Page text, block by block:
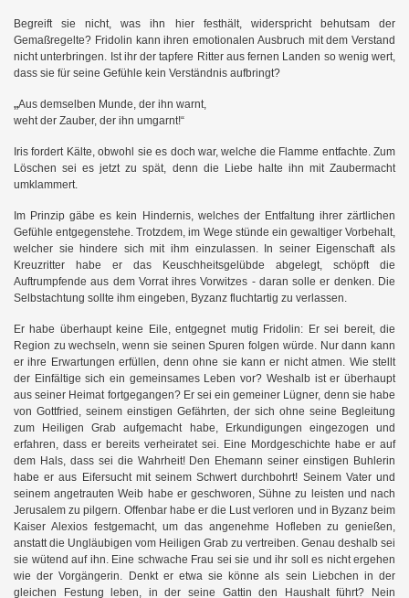
Begreift sie nicht, was ihn hier festhält, widerspricht behutsam der
Gemaßregelte? Fridolin kann ihren emotionalen Ausbruch mit dem Verstand
nicht unterbringen. Ist ihr der tapfere Ritter aus fernen Landen so wenig wert,
dass sie für seine Gefühle kein Verständnis aufbringt?
„Aus demselben Munde, der ihn warnt,
weht der Zauber, der ihn umgarnt!“
Iris fordert Kälte, obwohl sie es doch war, welche die Flamme entfachte. Zum
Löschen sei es jetzt zu spät, denn die Liebe halte ihn mit Zaubermacht
umklammert.
Im Prinzip gäbe es kein Hindernis, welches der Entfaltung ihrer zärtlichen
Gefühle entgegenstehe. Trotzdem, im Wege stünde ein gewaltiger Vorbehalt,
welcher sie hindere sich mit ihm einzulassen. In seiner Eigenschaft als
Kreuzritter habe er das Keuschheitsgelübde abgelegt, schöpft die
Auftrumpfende aus dem Vorrat ihres Vorwitzes - daran solle er denken. Die
Selbstachtung sollte ihm eingeben, Byzanz fluchtartig zu verlassen.
Er habe überhaupt keine Eile, entgegnet mutig Fridolin: Er sei bereit, die
Region zu wechseln, wenn sie seinen Spuren folgen würde. Nur dann kann
er ihre Erwartungen erfüllen, denn ohne sie kann er nicht atmen. Wie stellt
der Einfältige sich ein gemeinsames Leben vor? Weshalb ist er überhaupt
aus seiner Heimat fortgegangen? Er sei ein gemeiner Lügner, denn sie habe
von Gottfried, seinem einstigen Gefährten, der sich ohne seine Begleitung
zum Heiligen Grab aufgemacht habe, Erkundigungen eingezogen und
erfahren, dass er bereits verheiratet sei. Eine Mordgeschichte habe er auf
dem Hals, dass sei die Wahrheit! Den Ehemann seiner einstigen Buhlerin
habe er aus Eifersucht mit seinem Schwert durchbohrt! Seinem Vater und
seinem angetrauten Weib habe er geschworen, Sühne zu leisten und nach
Jerusalem zu pilgern. Offenbar habe er die Lust verloren und in Byzanz beim
Kaiser Alexios festgemacht, um das angenehme Hofleben zu genießen,
anstatt die Ungläubigen vom Heiligen Grab zu vertreiben. Genau deshalb sei
sie wütend auf ihn. Eine schwache Frau sei sie und ihr soll es nicht ergehen
wie der Vorgängerin. Denkt er etwa sie könne als sein Liebchen in der
gleichen Festung leben, in der seine Gattin den Haushalt führt? Nein